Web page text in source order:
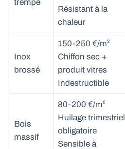
trempé
Résistant à la
chaleur
Inox
brossé
150-250 €/m²
Chiffon sec +
produit vitres
Indestructible
Bois
massif
80-200 €/m²
Huilage trimestriel
obligatoire
Sensible à